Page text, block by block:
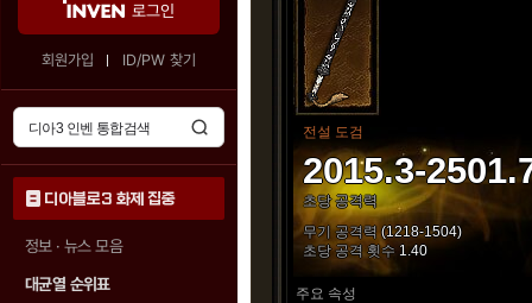
로그인
회원가입 ID/PW 찾기
디아블로3 화제 집중
정보 · 뉴스 모음
대균열 순위표
전설 도검
2015.3-
초당 공격력
무기 공격력(1218-1504)
초당 공격 횟수 1.40
주요 속성